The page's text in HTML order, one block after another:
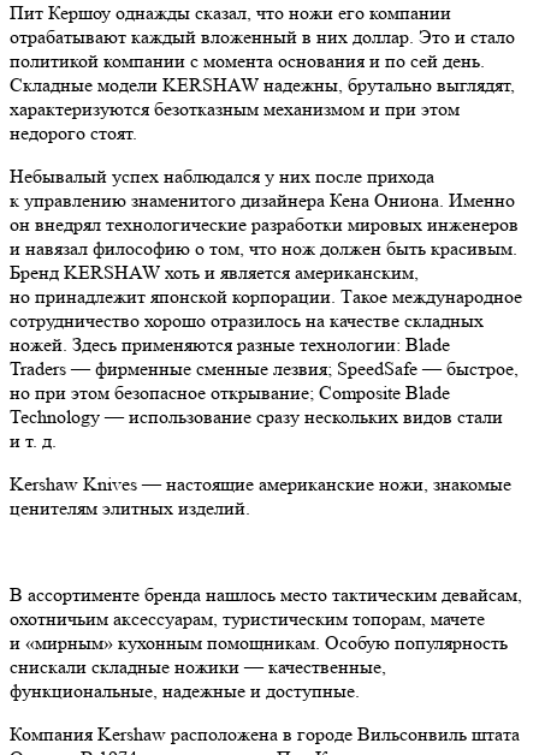
Пит Кершоу однажды сказал, что ножи его компании
отрабатывают каждый вложенный в них доллар. Это и стало
политикой компании с момента основания и по сей день.
Складные модели KERSHAW надежны, брутально выглядят,
характеризуются безотказным механизмом и при этом
недорого стоят.
Небывалый успех наблюдался у них после прихода
к управлению знаменитого дизайнера Кена Ониона. Именно
он внедрял технологические разработки мировых инженеров
и навязал философию о том, что нож должен быть красивым.
Бренд KERSHAW хоть и является американским,
но принадлежит японской корпорации. Такое международное
сотрудничество хорошо отразилось на качестве складных
ножей. Здесь применяются разные технологии: Blade
Traders — фирменные сменные лезвия; SpeedSafe — быстрое,
но при этом безопасное открывание; Composite Blade
Technology — использование сразу нескольких видов стали
и т. д.
Kershaw Knives — настоящие американские ножи, знакомые
ценителям элитных изделий.
В ассортименте бренда нашлось место тактическим девайсам,
охотничьим аксессуарам, туристическим топорам, мачете
и «мирным» кухонным помощникам. Особую популярность
снискали складные ножики — качественные,
функциональные, надежные и доступные.
Компания Kershaw расположена в городе Вильсонвиль штата